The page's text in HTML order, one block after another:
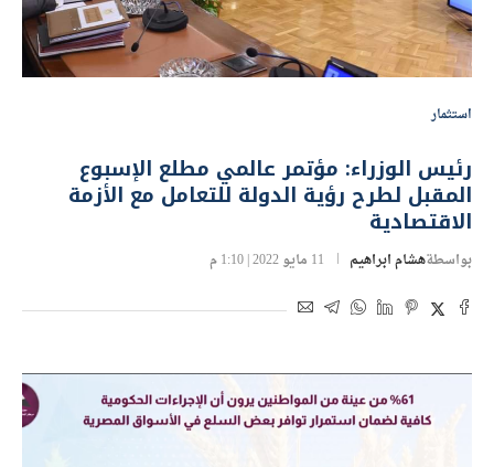
استثمار
رئيس الوزراء: مؤتمر عالمي مطلع الإسبوع
المقبل لطرح رؤية الدولة للتعامل مع الأزمة
الاقتصادية
بواسطةهشام ابراهيم 11 مايو 2022 | 1:10 م